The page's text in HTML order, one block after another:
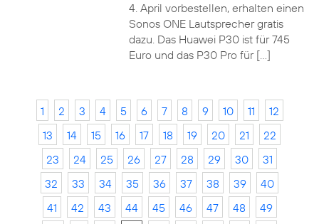
4. April vorbestellen, erhalten einen
Sonos ONE Lautsprecher gratis
dazu. Das Huawei P30 ist für 745
Euro und das P30 Pro für […]
1 2 3 4 5 6 7 8 9 10 11
12
13
14 15 16 17 18 19 20 21
22
23
24 25 26 27 28 29 30
31
32
33 34 35 36 37 38 39
40
41
42 43 44 45 46 47 48
49